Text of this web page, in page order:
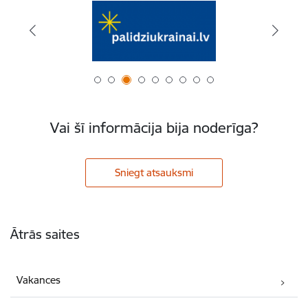
Vai šī informācija bija noderīga?
Sniegt atsauksmi
Ātrās saites
Vakances